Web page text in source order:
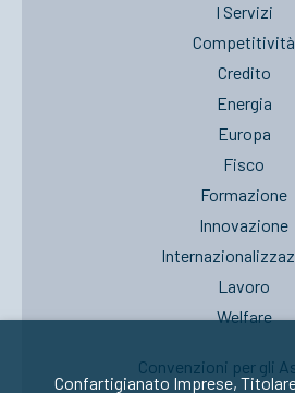
I Servizi
Competitività
Credito
Energia
Europa
Fisco
Formazione
Innovazione
Lavoro
Welfare
Convenzioni per gli
Confartigianato Imprese,